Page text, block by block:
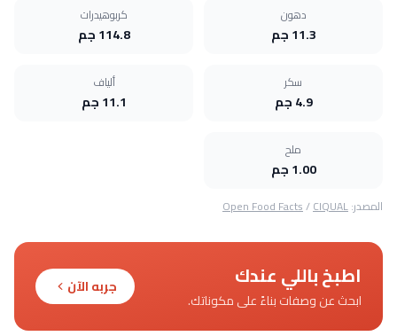
دهون
11.3 جم
كربوهيدرات
114.8 جم
سكر
4.9 جم
ألياف
11.1 جم
ملح
1.00 جم
المصدر: Open Food Facts/CIQUAL
اطبخ باللي عندك
ابحث عن وصفات بناءً على مكوناتك.
جربه الآن